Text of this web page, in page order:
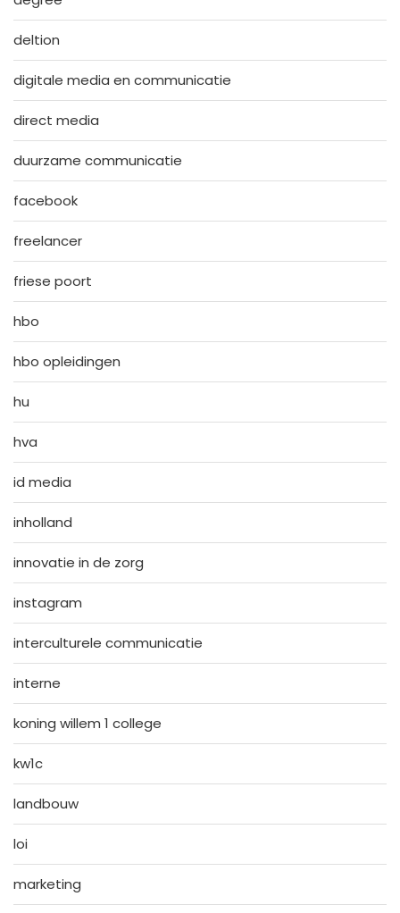
deltion
digitale media en communicatie
direct media
duurzame communicatie
facebook
freelancer
friese poort
hbo
hbo opleidingen
hu
hva
id media
inholland
innovatie in de zorg
instagram
interculturele communicatie
interne
koning willem 1 college
kw1c
landbouw
loi
marketing